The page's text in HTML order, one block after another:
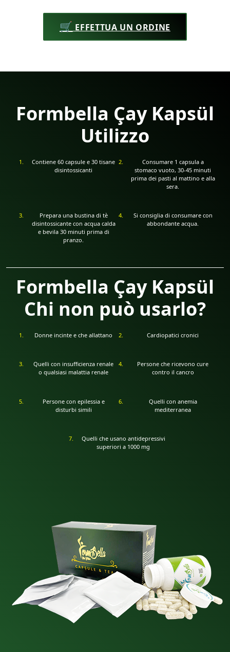
🛒 EFFETTUA UN ORDINE
Formbella Çay Kapsül
Utilizzo
Contiene 60 capsule e 30 tisane
disintossicanti
Consumare 1 capsula a
stomaco vuoto, 30-45 minuti
prima dei pasti al mattino e alla
sera.
Prepara una bustina di tè
disintossicante con acqua calda
e bevila 30 minuti prima di
pranzo.
Si consiglia di consumare con
abbondante acqua.
Formbella Çay Kapsül
Chi non può usarlo?
Donne incinte e che allattano Cardiopatici cronici
Quelli con insufficienza renale
o qualsiasi malattia renale
Persone che ricevono cure
contro il cancro
Persone con epilessia e
disturbi simili
Quelli con anemia
mediterranea
Quelli che usano antidepressivi
superiori a 1000 mg